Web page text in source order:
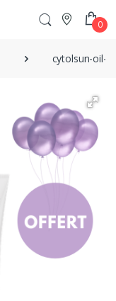
0
cytolsun-oil-